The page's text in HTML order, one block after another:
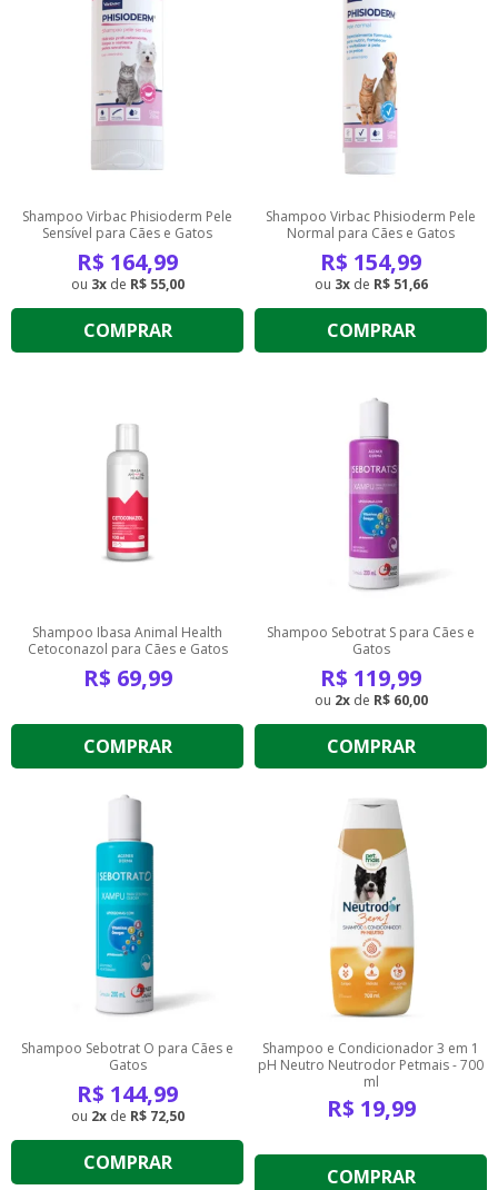
Shampoo Virbac Phisioderm Pele
Sensível para Cães e Gatos
R$ 164,99
3 de R$ 55,00
COMPRAR
Shampoo Virbac Phisioderm Pele
Normal para Cães e Gatos
R$ 154,99
3 de R$ 51,66
COMPRAR
Shampoo Ibasa Animal Health
Cetoconazol para Cães e Gatos
R$ 69,99
COMPRAR
Shampoo Sebotrat S para Cães e
Gatos
R$ 119,99
2 de R$ 60,00
COMPRAR
Shampoo Sebotrat O para Cães e
Gatos
R$ 144,99
2 de R$ 72,50
COMPRAR
Shampoo e Condicionador 3 em 1
pH Neutro Neutrodor Petmais - 700
ml
R$ 19,99
COMPRAR